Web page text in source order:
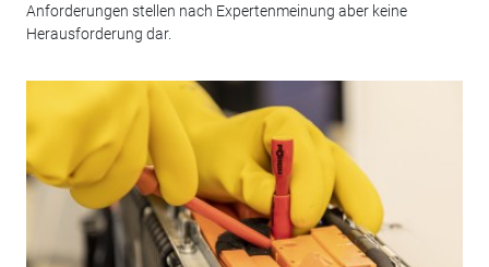
Anforderungen stellen nach Expertenmeinung aber keine
Herausforderung dar.